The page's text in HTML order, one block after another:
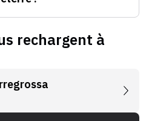
rechargent à